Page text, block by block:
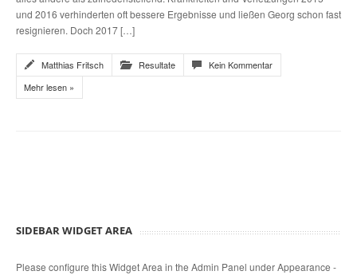
und 2016 verhinderten oft bessere Ergebnisse und ließen Georg schon fast
resignieren. Doch 2017 […]
Matthias Fritsch Resultate
Kein Kommentar
Mehr lesen »
SIDEBAR WIDGET AREA
Please configure this Widget Area in the Admin Panel under Appearance -